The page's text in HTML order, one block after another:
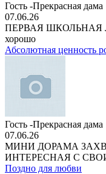
Гость -Прекрасная дама
07.06.26
ПЕРВАЯ ШКОЛЬНАЯ
хорошо
Абсолютная ценность
Гость -Прекрасная дама
07.06.26
МИНИ ДОРАМА
ИНТЕРЕСНАЯ С
Поздно для любви